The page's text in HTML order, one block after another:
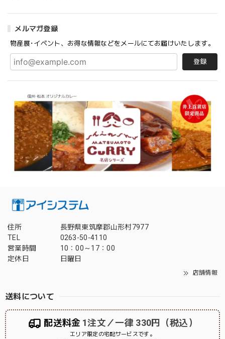
メルマガ登録
物産展･イベント、お得な情報などをメールにてお届けいたします。
登録
住所
長野県東筑摩郡山形村7977
TEL
0263-50-4110
営業時間
10：00～17：00
定休日
日曜日
店舗情報
送料について
配送料金 1注文／一律 330円（税込）
エリア限定の宅配サービスです。